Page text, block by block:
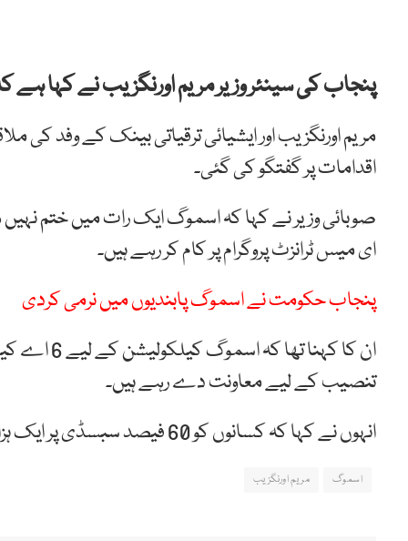
پنجاب کی سینئر وزیر مریم اورنگزیب نے کہا
مریم اورنگزیب اور ایشیائی ترقیاتی بینک کے
اقدامات پر گفتگو کی گئی۔
ای میس ٹرانزٹ پروگرام پر کام کر رہے ہیں۔
پنجاب حکومت نے اسموگ پابندیوں میں نرمی کردی
ان کا
تنصیب کے لیے معاونت دے رہے ہیں۔
انہوں نے کہا کہ کسانوں کو 60 فیصد سبسڈی پر ایک ہزار سپر سیڈرز دیے ہیں۔
اسموگ مریم اورنگزیب